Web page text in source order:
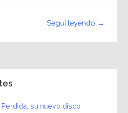
Seguí leyendo →
su nuevo disco